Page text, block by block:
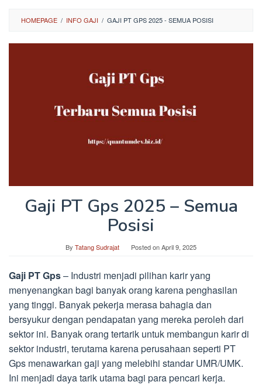
HOMEPAGE / INFO GAJI / GAJI PT GPS 2025 - SEMUA POSISI
Gaji PT Gps 2025 – Semua
Posisi
By Tatang Sudrajat Posted onApril 9, 2025
Gaji PT Gps– Industri menjadi pilihan karir yang
menyenangkan bagi banyak orang karena penghasilan
yang tinggi. Banyak pekerja merasa bahagia dan
bersyukur dengan pendapatan yang mereka peroleh dari
sektor ini. Banyak orang tertarik untuk membangun karir di
sektor industri, terutama karena perusahaan seperti PT
Gps menawarkan gaji yang melebihi standar UMR/UMK.
Ini menjadi daya tarik utama bagi para pencari kerja.